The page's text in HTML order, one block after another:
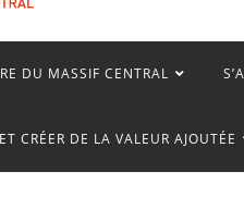
DU MASSIF CENTRAL
CRÉER DE LA VALEUR AJOUTÉE